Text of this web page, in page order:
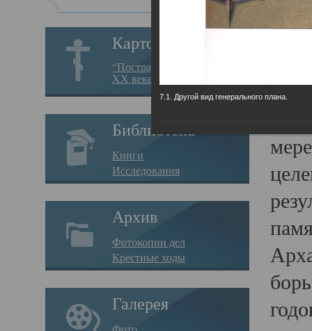
Картотека
“Пострадавшие за веру в
XX веке на Севере”
Библиотека
Книги
Исследования
Архив
Фотокопии дел
Крестные ходы
Галерея
7.1. Другой вид генерального плана.